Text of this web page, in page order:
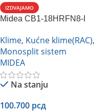
IZDVAJAMO
Midea CB1-18HRFN8-I
Klime, Kućne klime(RAC),
Monosplit sistem
MIDEA
Na stanju
100.700 рсд